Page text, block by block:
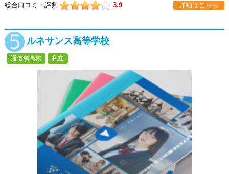
総合口コミ・評判 3.9 詳細はこちら
ルネサンス高等学校
通信制高校 私立